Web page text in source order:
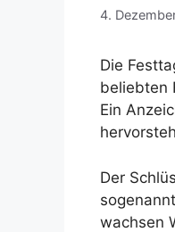
4.
Die
beliebten
Ein
Der
wachsen